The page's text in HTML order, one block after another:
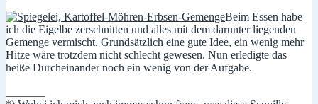
Beim Essen habe
ich die Eigelbe zerschnitten und alles mit dem darunter liegenden
Gemenge vermischt. Grundsätzlich eine gute Idee, ein wenig mehr
Hitze wäre trotzdem nicht schlecht gewesen. Nun erledigte das
heiße Durcheinander noch ein wenig von der Aufgabe.